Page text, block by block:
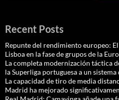
Recent Posts
Repunte del rendimiento europeo:
Lisboa en la fase de grupos de la
La completa modernización táctica
la Superliga portuguesa a un
La capacidad de tiro de media
Madrid ha mejorado